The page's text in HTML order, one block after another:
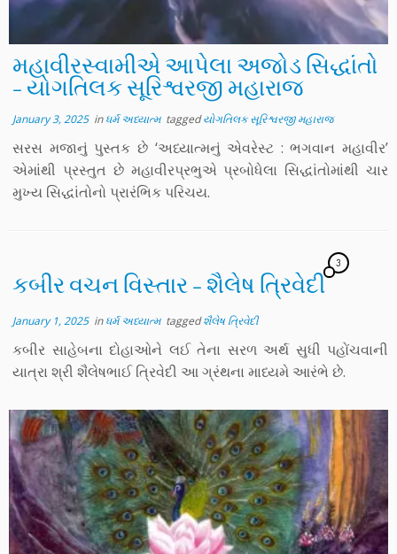
મહાવીરસ્વામીએ આપેલા અજોડ સિદ્ધાંતો
– યોગતિલક સૂરિશ્વરજી મહારાજ
January 3, 2025inધર્મ અધ્યાત્મ taggedયોગતિલક સૂરિશ્વરજી મહારાજ
સરસ મજાનું પુસ્તક છે ‘અધ્યાત્મનું એવરેસ્ટ : ભગવાન મહાવીર’
એમાંથી પ્રસ્તુત છે મહાવીરપ્રભુએ પ્રબોધેલા સિદ્ધાંતોમાંથી ચાર
મુખ્ય સિદ્ધાંતોનો પ્રારંભિક પરિચય.
કબીર વચન વિસ્તાર – શૈલેષ ત્રિવેદી
3
January 1, 2025inધર્મ અધ્યાત્મ taggedશૈલેષ ત્રિવેદી
કબીર સાહેબના દોહાઓને લઈ તેના સરળ અર્થ સુધી પહોંચવાની
યાત્રા શ્રી શૈલેષભાઈ ત્રિવેદી આ ગ્રંથના માધ્યમે આરંભે છે.